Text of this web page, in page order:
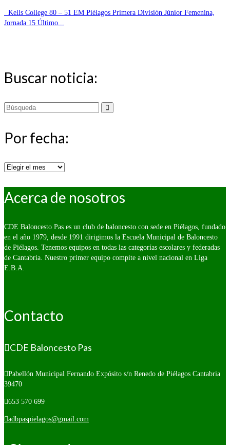
Kells College 80 – 51 EM Piélagos Primera División Júnior Femenina,
Jornada 15 Último...
Buscar noticia:
Buscar
Por fecha:
Por
Acerca de nosotros
CDE Baloncesto Pas es un club de baloncesto con sede en Piélagos, fundado
en el año 1979, desde 1991 dirigimos la Escuela Municipal de Baloncesto
de Piélagos. Tenemos equipos en todas las categorías escolares y federadas
de Cantabria. Nuestro primer equipo compite a nivel nacional en Liga
E.B.A.
Contacto
CDE Baloncesto Pas
Pabellón Municipal Fernando Expósito s/n Renedo de Piélagos Cantabria
39470
653 570 699
adbpaspielagos@gmail.com